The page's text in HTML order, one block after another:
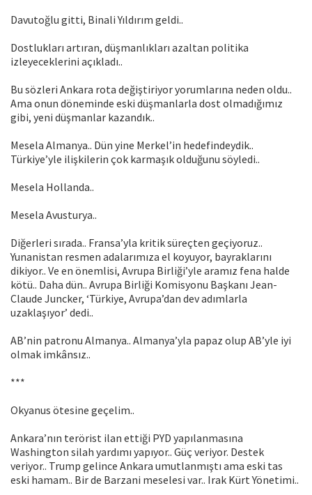
Davutoğlu gitti, Binali Yıldırım geldi..
Dostlukları artıran, düşmanlıkları azaltan politika
izleyeceklerini açıkladı..
Bu sözleri Ankara rota değiştiriyor yorumlarına neden oldu..
Ama onun döneminde eski düşmanlarla dost olmadığımız
gibi, yeni düşmanlar kazandık..
Mesela Almanya.. Dün yine Merkel’in hedefindeydik..
Türkiye’yle ilişkilerin çok karmaşık olduğunu söyledi..
Mesela Hollanda..
Mesela Avusturya..
Diğerleri sırada.. Fransa’yla kritik süreçten geçiyoruz..
Yunanistan resmen adalarımıza el koyuyor, bayraklarını
dikiyor.. Ve en önemlisi, Avrupa Birliği’yle aramız fena halde
kötü.. Daha dün.. Avrupa Birliği Komisyonu Başkanı Jean-
Claude Juncker, ‘Türkiye, Avrupa’dan dev adımlarla
uzaklaşıyor’ dedi..
AB’nin patronu Almanya.. Almanya’yla papaz olup AB’yle iyi
olmak imkânsız..
***
Okyanus ötesine geçelim..
Ankara’nın terörist ilan ettiği PYD yapılanmasına
Washington silah yardımı yapıyor.. Güç veriyor. Destek
veriyor.. Trump gelince Ankara umutlanmıştı ama eski tas
eski hamam.. Bir de Barzani meselesi var.. Irak Kürt Yönetimi..